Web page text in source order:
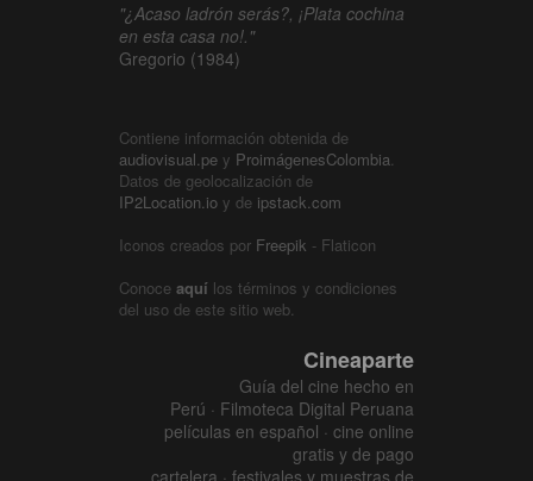
"¿Acaso ladrón serás?, ¡Plata cochina
en esta casa no!."
Gregorio (1984)
Contiene información obtenida de
audiovisual.pe y ProimágenesColombia.
Datos de geolocalización de
IP2Location.io y de ipstack.com
Iconos creados por Freepik - Flaticon
Conoce aquí los términos y condiciones
del uso de este sitio web.
Cineaparte
Guía del cine hecho en
Perú · Filmoteca Digital Peruana
películas en español · cine online
gratis y de pago